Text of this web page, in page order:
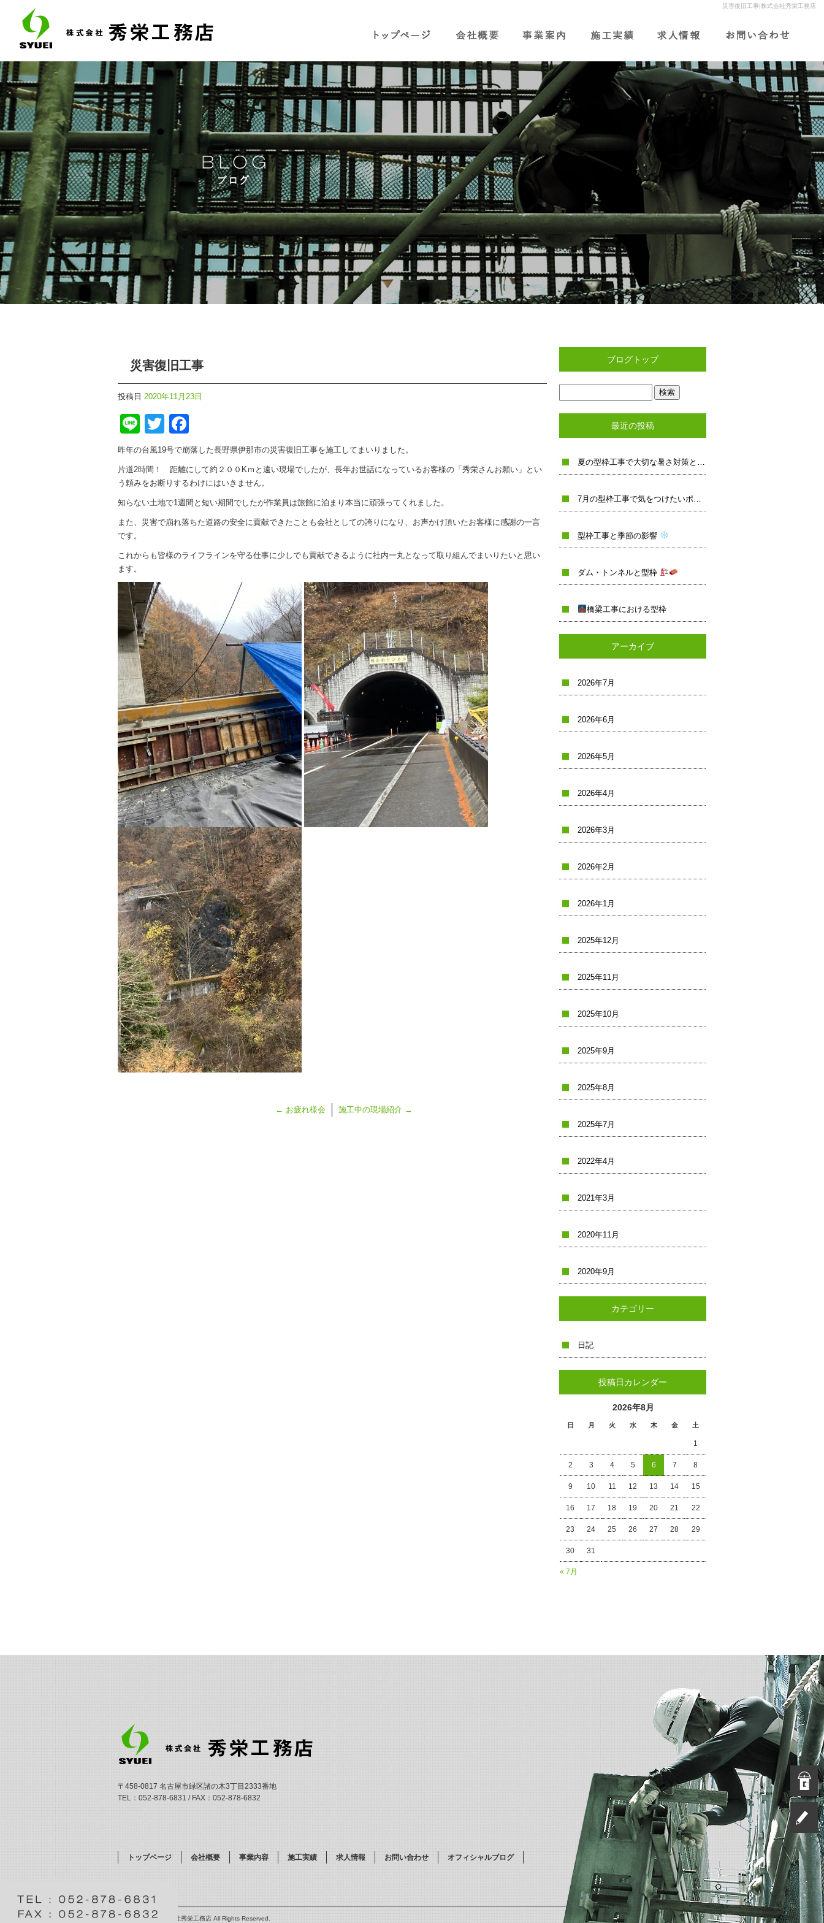
災害復旧工事|株式会社秀栄工務店
災害復旧工事
投稿日 2020年11月23日
LineTwitter
昨年の台風19号で崩落した長野県伊那市の災害復旧工事を施工してまいりました。
片道2時間！ 距離にして約２００Kｍと遠い現場でしたが、長年お世話になっているお客様の「秀栄さんお願い」とい
う頼みをお断りするわけにはいきません。
知らない土地で1週間と短い期間でしたが作業員は旅館に泊まり本当に頑張ってくれました。
また、災害で崩れ落ちた道路の安全に貢献できたことも会社としての誇りになり、お声かけ頂いたお客様に感謝の一言
です。
これからも皆様のライフラインを守る仕事に少しでも貢献できるように社内一丸となって取り組んでまいりたいと思い
ます。
← お疲れ様会 施工中の現場紹介 →
ブログトップ
最近の投稿
夏の型枠工事で大切な暑さ対策と品質管理
7月の型枠工事で気をつけたいポイント
型枠工事と季節の影響
ダム・トンネルと型枠
橋梁工事における型枠
アーカイブ
2026年7月
2026年6月
2026年5月
2026年4月
2026年3月
2026年2月
2026年1月
2025年12月
2025年11月
2025年10月
2025年9月
2025年8月
2025年7月
2022年4月
2021年3月
2020年11月
2020年9月
カテゴリー
日記
投稿日カレンダー
2026年8月
日 月 火 水 木 金 土
« 7月
1
2 3 4 5 6 7 8
9 10 11 12 13 14 15
16 17 18 19 20 21 22
23 24 25 26 27 28 29
30 31
トップページ 会社概要 事業内容 施工実績 求人情報 お問い合わせ オフィシャルブログ
〒458-0817 名古屋市緑区諸の木3丁目2333番地
TEL：052-878-6831 / FAX：052-878-6832
Copyright (C) 株式会社秀栄工務店 All Rights Reserved.